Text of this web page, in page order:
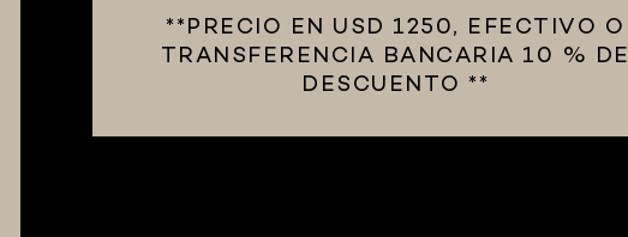
**PRECIO EN USD 1250, EFECTIVO O
TRANSFERENCIA BANCARIA 10 % DE
DESCUENTO **